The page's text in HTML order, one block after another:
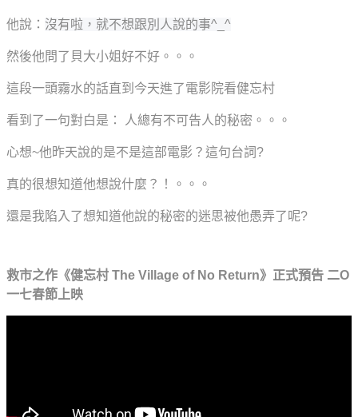
他說： 沒有啦，就不想跟別人說的事^_^
然後他問了貝大小姐好不好。。。
這段一頭霧水的話直到今天進了電影院看健忘村
看到了一句對白是： 人總有不可告人的秘密。。。
心想~他昨天說的是不是這部電影？這句台詞?
真的很想知道他想說什麼？！。。。
還是我陷入了想知道他說的秘密的迷思被他愚弄了呢?
救市之作《健忘村 The Village of No Return》正式預告 二O
一七春節上映